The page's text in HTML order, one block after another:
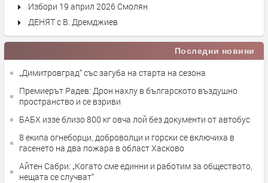
Избори 19 април 2026 Смолян
ДЕНЯТ с В. Дремджиев
Последни новини
„Димитровград“ със загуба на старта на сезона
Премиерът Радев: Дрон нахлу в българското въздушно
пространство и се взриви
БАБХ иззе близо 800 кг овча лой без документи от автобус
8 екипа огнеборци, доброволци и горски се включиха в
гасенето на два пожара в област Хасково
Айтен Сабри: „Когато сме единни и работим за обществото,
нещата се случват“